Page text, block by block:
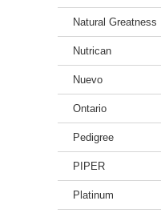
Natural Greatness
Nutrican
Nuevo
Ontario
Pedigree
PIPER
Platinum